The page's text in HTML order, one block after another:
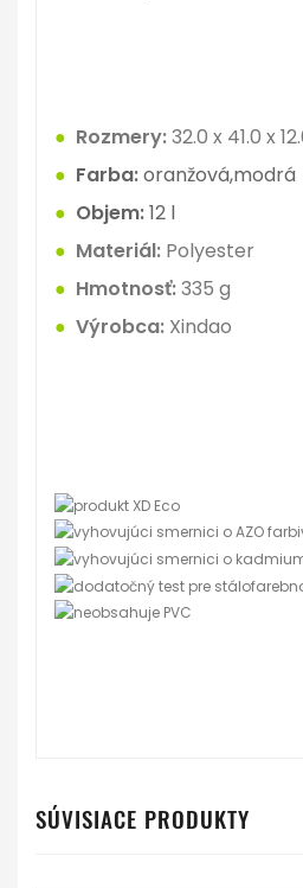
● Rozmery:32.0 x 41.0 x
● Farba:oranžová,modrá
● Objem:12 l
● Materiál: Polyester
● Hmotnosť:335 g
● Výrobca: Xindao
SÚVISIACE PRODUKTY